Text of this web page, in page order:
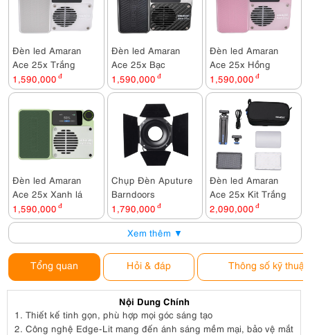
Đèn led Amaran
Ace 25x Trắng
1,590,000 đ
Đèn led Amaran
Ace 25x Bạc
1,590,000 đ
Đèn led Amaran
Ace 25x Hồng
1,590,000 đ
Đèn led Amaran
Ace 25x Xanh lá
1,590,000 đ
Chụp Đèn Aputure
Barndoors
1,790,000 đ
Đèn led Amaran
Ace 25x Kit Trắng
2,090,000 đ
Xem thêm ▼
Tổng quan Hỏi & đáp Thông số kỹ thuật
Nội Dung Chính
1. Thiết kế tinh gọn, phù hợp mọi góc sáng tạo
2. Công nghệ Edge-Lit mang đến ánh sáng mềm mại, bảo vệ mắt